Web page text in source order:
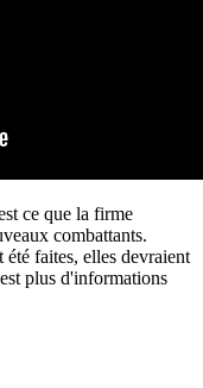
ce que la firme
combattants.
faites, elles devraient
plus d'informations